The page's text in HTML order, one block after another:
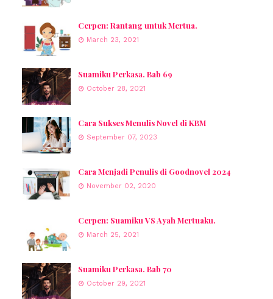
Cerpen: Rantang untuk Mertua.
March 23, 2021
Suamiku Perkasa. Bab 69
October 28, 2021
Cara Sukses Menulis Novel di KBM
September 07, 2023
Cara Menjadi Penulis di Goodnovel 2024
November 02, 2020
Cerpen: Suamiku VS Ayah Mertuaku.
March 25, 2021
Suamiku Perkasa. Bab 70
October 29, 2021